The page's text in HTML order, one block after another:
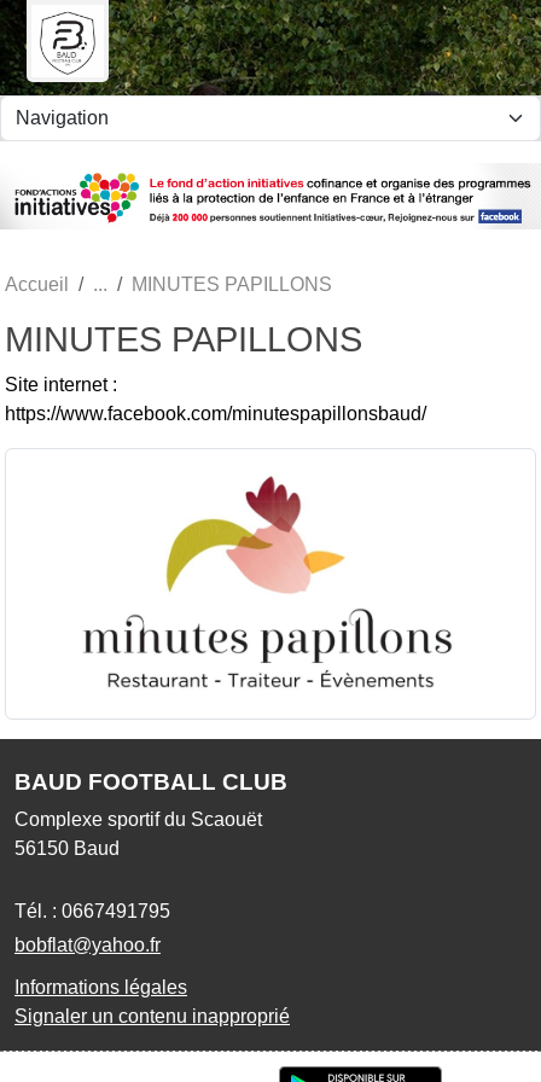
Accueil MINUTES PAPILLONS
MINUTES PAPILLONS
Site internet :
https://www.facebook.com/minutespapillonsbaud/
BAUD FOOTBALL CLUB
Complexe sportif du Scaouët
56150 Baud
Tél. : 0667491795
bobflat@yahoo.fr
Informations légales
Signaler un contenu inapproprié
Panneau de gestion des cookies